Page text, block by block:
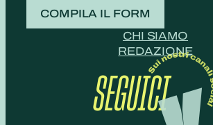
COMPILA IL FORM
CHI SIAMO
REDAZIONE
SEGUICI